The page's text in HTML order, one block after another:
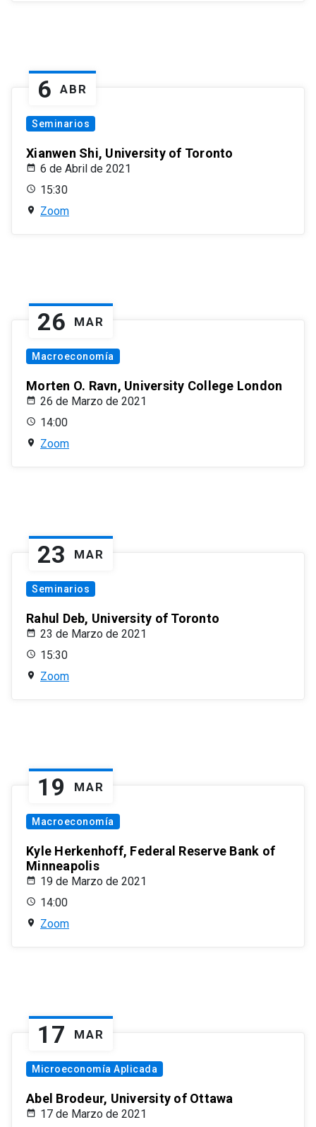
6 ABR
Seminarios
Xianwen Shi, University of Toronto
6 de Abril de 2021
15:30
Zoom
26 MAR
Macroeconomía
Morten O. Ravn, University College London
26 de Marzo de 2021
14:00
Zoom
23 MAR
Seminarios
Rahul Deb, University of Toronto
23 de Marzo de 2021
15:30
Zoom
19 MAR
Macroeconomía
Kyle Herkenhoff, Federal Reserve Bank of
Minneapolis
19 de Marzo de 2021
14:00
Zoom
17 MAR
Microeconomía Aplicada
Abel Brodeur, University of Ottawa
17 de Marzo de 2021